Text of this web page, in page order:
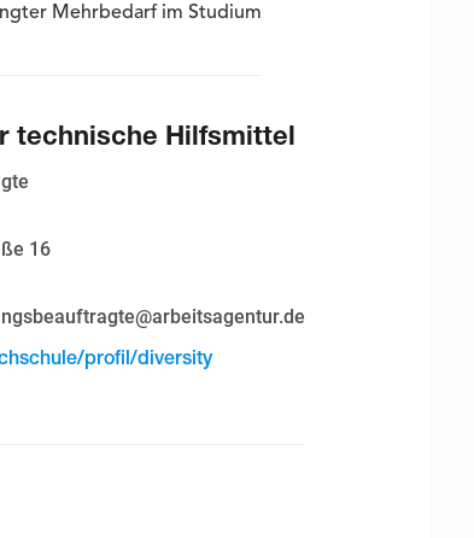
Mehrbedarf im Studium
technische Hilfsmittel
16
profil/diversity